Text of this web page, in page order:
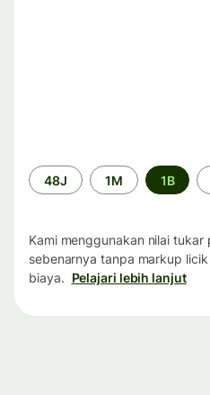
Periode
waktu
48J 1M 1B
Kami menggunakan nilai tukar
sebenarnya tanpa markup
biaya. Pelajari lebih lanjut